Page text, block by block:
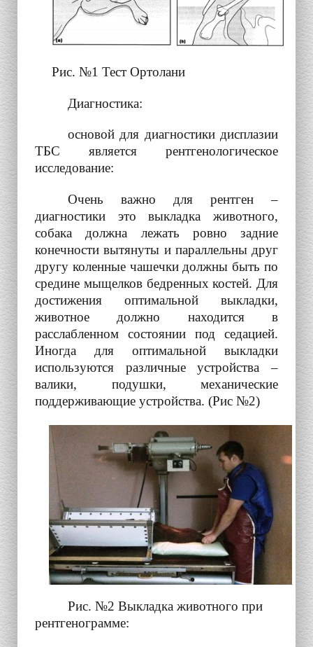
Рис. №1 Тест Ортолани
Диагностика:
основой для диагностики дисплазии
ТБС является рентгенологическое
исследование:
Очень важно для рентген –
диагностики это выкладка животного,
собака должна лежать ровно задние
конечности вытянуты и параллельны друг
другу коленные чашечки должны быть по
средине мыщелков бедренных костей. Для
достижения оптимальной выкладки,
животное должно находится в
расслабленном состоянии под седацией.
Иногда для оптимальной выкладки
используются различные устройства –
валики, подушки, механические
поддерживающие устройства. (Рис №2)
Рис. №2 Выкладка животного при
рентгенограмме: